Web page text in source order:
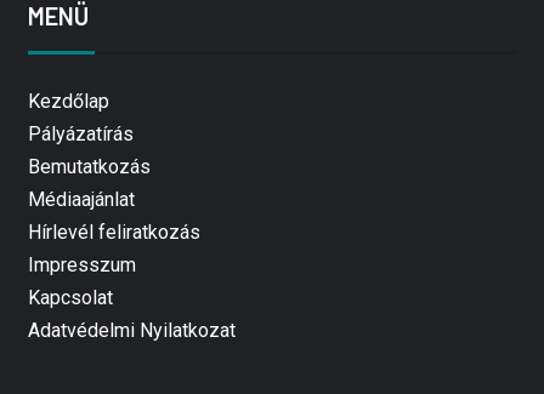
MENÜ
Kezdőlap
Pályázatírás
Bemutatkozás
Médiaajánlat
Hírlevél feliratkozás
Impresszum
Kapcsolat
Adatvédelmi Nyilatkozat